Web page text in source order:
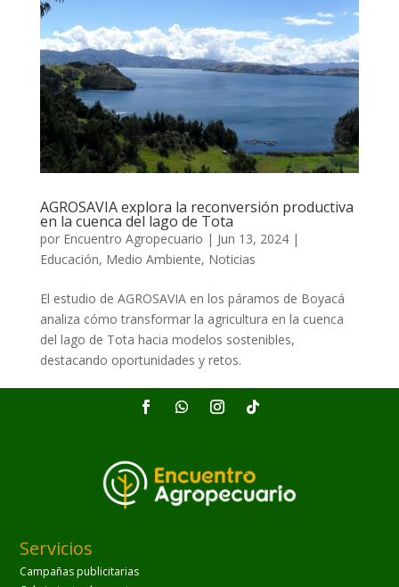
AGROSAVIA explora la reconversión productiva
en la cuenca del lago de Tota
por Encuentro Agropecuario | Jun 13, 2024|
Educación, Medio Ambiente, Noticias
El estudio de AGROSAVIA en los páramos de Boyacá
analiza cómo transformar la agricultura en la cuenca
del lago de Tota hacia modelos sostenibles,
destacando oportunidades y retos.
Servicios
Campañas publicitarias